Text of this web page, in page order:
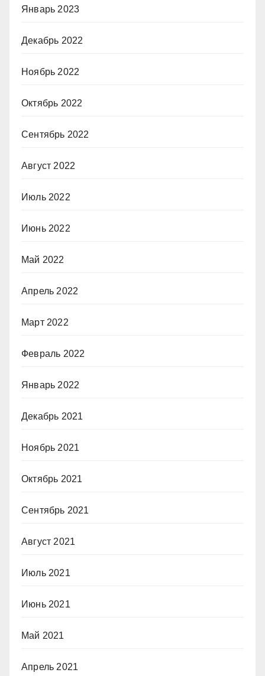
Январь 2023
Декабрь 2022
Ноябрь 2022
Октябрь 2022
Сентябрь 2022
Август 2022
Июль 2022
Июнь 2022
Май 2022
Апрель 2022
Март 2022
Февраль 2022
Январь 2022
Декабрь 2021
Ноябрь 2021
Октябрь 2021
Сентябрь 2021
Август 2021
Июль 2021
Июнь 2021
Май 2021
Апрель 2021